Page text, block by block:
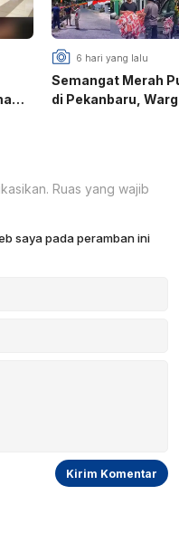
6 hari yang lalu
Semangat Merah
di Pekanbaru,
Ruas yang wajib
saya pada peramban ini